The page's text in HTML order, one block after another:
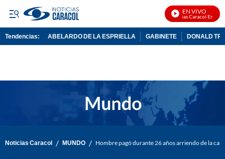
EN VIVO
Noticias Caracol En Vivo
Tendencias: ABELARDO DE LA ESPRIELLA GABINETE DONALD
Noticias Caracol / MUNDO / Hombre pagó durante 26 años arriendo de la